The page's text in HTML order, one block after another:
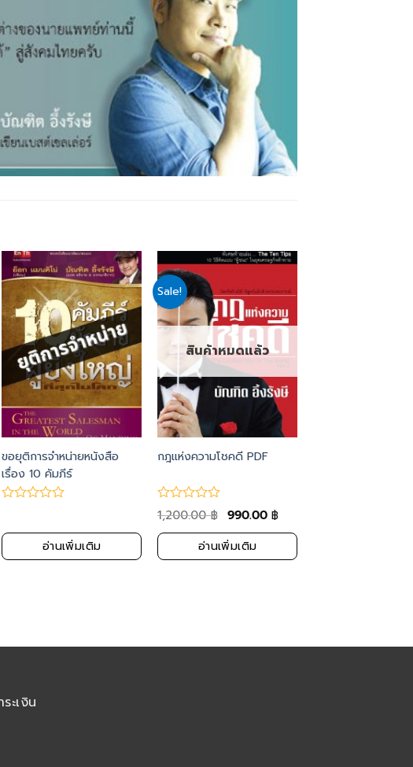
Add
to
wishlist
ขอยุติการจำหน่ายหนังสือ
เรื่อง 10 คัมภีร์
อ่านเพิ่มเติม
Sale!
Add
to
wishlist
สินค้าหมดแล้ว
กฎแห่งความโชคดี PDF
1,200.00฿ 990.00฿
อ่านเพิ่มเติม
ะเงิน